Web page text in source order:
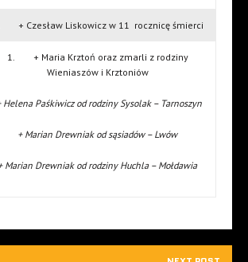
+ Czesław Liskowicz w 11 rocznicę śmierci
1. + Maria Krztoń oraz zmarli z rodziny
Wieniaszów i Krztoniów
Helena Paśkiwicz od rodziny Sysolak – Tarnoszyn
+ Marian Drewniak od sąsiadów – Lwów
Marian Drewniak od rodziny Huchla – Mołdawia